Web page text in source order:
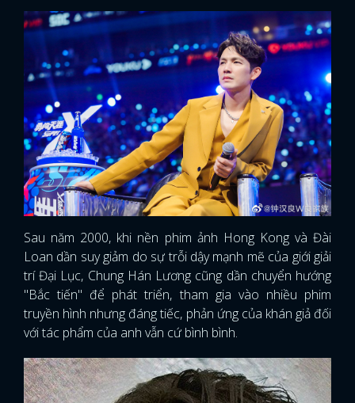
Sau năm 2000, khi nền phim ảnh Hong Kong và Đài
Loan dần suy giảm do sự trỗi dậy mạnh mẽ của giới giải
trí Đại Lục, Chung Hán Lương cũng dần chuyển hướng
"Bắc tiến" để phát triển, tham gia vào nhiều phim
truyền hình nhưng đáng tiếc, phản ứng của khán giả đối
với tác phẩm của anh vẫn cứ bình bình.